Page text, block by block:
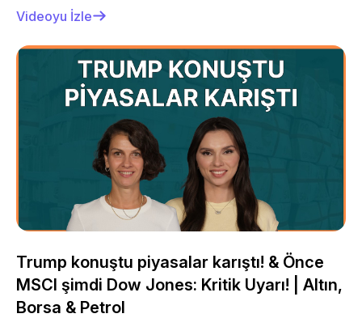
Videoyu İzle
Trump konuştu piyasalar karıştı! & Önce
MSCI şimdi Dow Jones: Kritik Uyarı! | Altın,
Borsa & Petrol